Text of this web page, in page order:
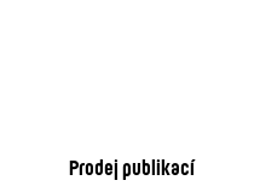
Prodej publikací